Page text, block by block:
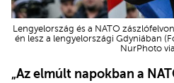
Lengyelország és a NATO
én lesz a lengyelországi Gdyniában
NurPhoto
„Az elmúlt napokban a